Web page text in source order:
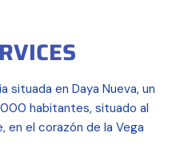
situada en Daya Nueva, un
habitantes, situado al
en el corazón de la Vega